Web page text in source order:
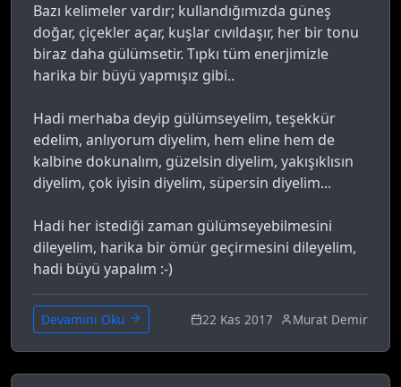
Bazı kelimeler vardır; kullandığımızda güneş
doğar, çiçekler açar, kuşlar cıvıldaşır, her bir tonu
biraz daha gülümsetir. Tıpkı tüm enerjimizle
harika bir büyü yapmışız gibi..
Hadi merhaba deyip gülümseyelim, teşekkür
edelim, anlıyorum diyelim, hem eline hem de
kalbine dokunalım, güzelsin diyelim, yakışıklısın
diyelim, çok iyisin diyelim, süpersin diyelim...
Hadi her istediği zaman gülümseyebilmesini
dileyelim, harika bir ömür geçirmesini dileyelim,
hadi büyü yapalım :-)
Devamını Oku 22 Kas 2017 Murat Demir